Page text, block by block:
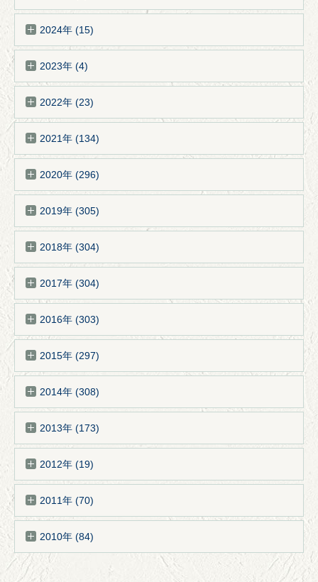
2024年 (15)
2023年 (4)
2022年 (23)
2021年 (134)
2020年 (296)
2019年 (305)
2018年 (304)
2017年 (304)
2016年 (303)
2015年 (297)
2014年 (308)
2013年 (173)
2012年 (19)
2011年 (70)
2010年 (84)